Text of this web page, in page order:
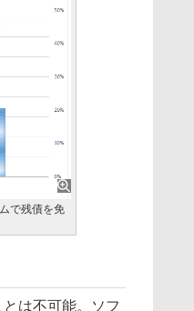
で残債を免
は不可能。ソフ